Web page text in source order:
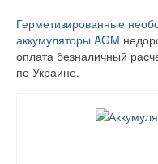
Герметизированные
аккумуляторы AGM
оплата безналичный
по Украине.